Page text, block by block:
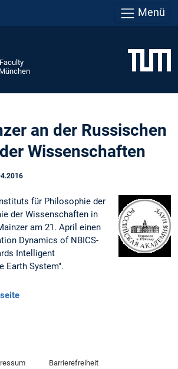
Menü
an der Russischen
Wissenschaften
für Philosophie der
der Wissenschaften in
am 21. April einen
Dynamics of NBICS-
Intelligent
Earth System".
Barrierefreiheit